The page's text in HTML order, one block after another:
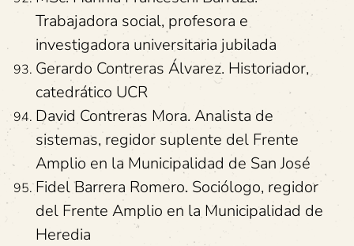
Trabajadora social, profesora e
investigadora universitaria jubilada
Gerardo Contreras Álvarez. Historiador,
catedrático UCR
David Contreras Mora. Analista de
sistemas, regidor suplente del Frente
Amplio en la Municipalidad de San José
Fidel Barrera Romero. Sociólogo, regidor
del Frente Amplio en la Municipalidad de
Heredia